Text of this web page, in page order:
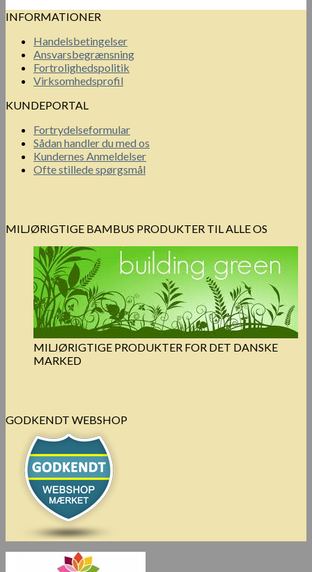
INFORMATIONER
Handelsbetingelser
Ansvarsbegrænsning
Fortrolighedspolitik
Virksomhedsprofil
KUNDEPORTAL
Fortrydelseformular
Sådan handler du med os
Kundernes Anmeldelser
Ofte stillede spørgsmål
MILJØRIGTIGE BAMBUS PRODUKTER TIL ALLE OS
MILJØRIGTIGE PRODUKTER FOR DET DANSKE
MARKED
GODKENDT WEBSHOP